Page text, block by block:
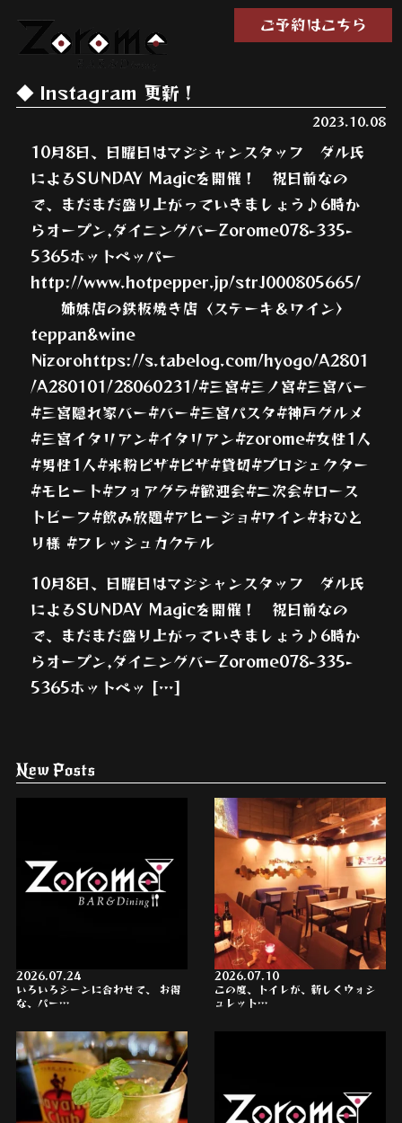
ご予約はこちら
Instagram 更新！
2023.10.08
10月8日、日曜日はマジシャンスタッフ ダル氏
によるSUNDAY Magicを開催！ 祝日前なの
で、まだまだ盛り上がっていきましょう♪6時か
らオープン,ダイニングバーZorome078-335-
5365ホットペッパー
http://www.hotpepper.jp/strJ000805665/
姉妹店の鉄板焼き店〈ステーキ＆ワイン〉
teppan&wine
Nizorohttps://s.tabelog.com/hyogo/A2801
/A280101/28060231/#三宮#三ノ宮#三宮バー
#三宮隠れ家バー#バー#三宮パスタ#神戸グルメ
#三宮イタリアン#イタリアン#zorome#女性1人
#男性1人#米粉ピザ#ピザ#貸切#プロジェクター
#モヒート#フォアグラ#歓迎会#二次会#ロース
トビーフ#飲み放題#アヒージョ#ワイン#おひと
り様 #フレッシュカクテル
10月8日、日曜日はマジシャンスタッフ ダル氏
によるSUNDAY Magicを開催！ 祝日前なの
で、まだまだ盛り上がっていきましょう♪6時か
らオープン,ダイニングバーZorome078-335-
5365ホットペッ […]
New Posts
2026.07.24
いろいろシーンに合わせて、 お得
な、パー…
2026.07.10
この度、トイレが、新しくウォシ
ュレット…